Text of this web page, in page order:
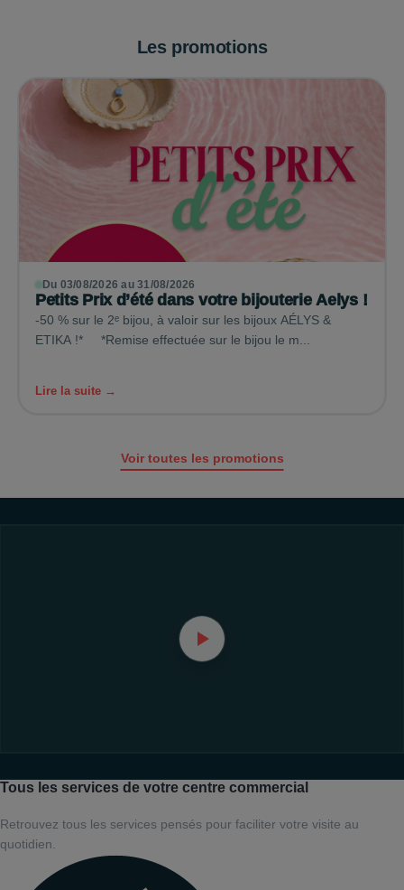
Les promotions
Du 03/08/2026 au 31/08/2026
Petits Prix d’été dans votre bijouterie Aelys !
-50 % sur le 2ᵉ bijou, à valoir sur les bijoux AÉLYS &
ETIKA !* *Remise effectuée sur le bijou le m...
Lire la suite →
Voir toutes les promotions
Tous les services de votre centre commercial
Retrouvez tous les services pensés pour faciliter votre visite au
quotidien.